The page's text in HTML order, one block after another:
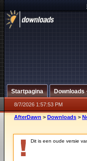
Startpagina Downloads
8/7/2026 1:57:53 PM
AfterDawn > Downloads >
Dit is een oude versie